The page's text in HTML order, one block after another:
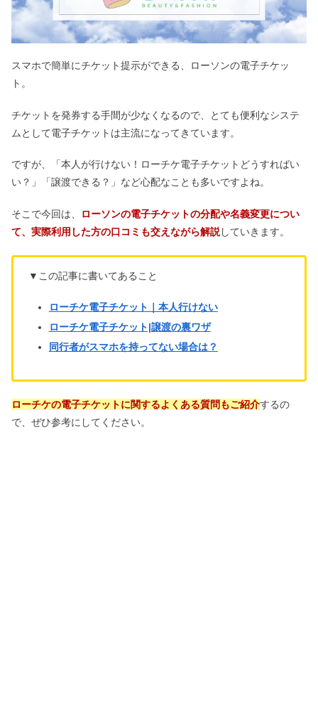
スマホで簡単にチケット提示ができる、ローソンの電子チケッ
ト。
チケットを発券する手間が少なくなるので、とても便利なシステ
ムとして電子チケットは主流になってきています。
ですが、「本人が行けない！ローチケ電子チケットどうすればい
い？」「譲渡できる？」など心配なことも多いですよね。
そこで今回は、
ローソンの電子チケットの分配や名義変更につい
て、実際利用した方の口コミも交えながら解説していきます。
▼この記事に書いてあること
ローチケ電子チケット｜本人行けない
ローチケ電子チケット|譲渡の裏ワザ
同行者がスマホを持ってない場合は？
ローチケの電子チケットに関するよくある質問もご紹介するの
で、ぜひ参考にしてください。